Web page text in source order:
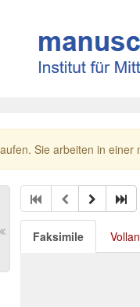
Sie arbeiten in einer
Faksimile